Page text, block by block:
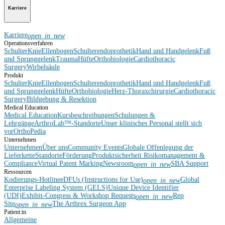
Karriere
Karriereopen_in_new
Operationsverfahren
SchulterKnieEllenbogenSchulterendoprothetikHand und HandgelenkFuß
und SprunggelenkTraumaHüfteOrthobiologieCardiothoracic
SurgeryWirbelsäule
Produkt
SchulterKnieEllenbogenSchulterendoprothetikHand und HandgelenkFuß
und SprunggelenkHüfteOrthobiologieHerz-ThoraxchirurgieCardiothoracic
SurgeryBildgebung & Resektion
Medical Education
Medical EducationKursbeschreibungenSchulungen &
LehrgängeArthroLab™-StandorteUnser klinisches Personal stellt sich
vorOrthoPedia
Unternehmen
UnternehmenÜber unsCommunity EventsGlobale Offenlegung der
LieferketteStandorteFörderungProduktsicherheit Risikomanagement &
ComplianceVirtual Patent MarkingNewsroomopen_in_newSBA Support
Ressourcen
Kodierungs-HotlineeDFUs (Instructions for Use)open_in_newGlobal
Enterprise Labeling System (GELS)Unique Device Identifier
(UDI)Exhibit-Congress & Workshop Requestsopen_in_newRep
Siteopen_in_newThe Arthrex Surgeon App
Patient:in
Allgemeine